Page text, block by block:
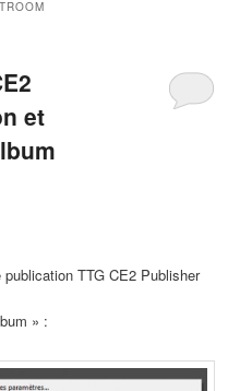
et
TTG CE2 Publisher
» :